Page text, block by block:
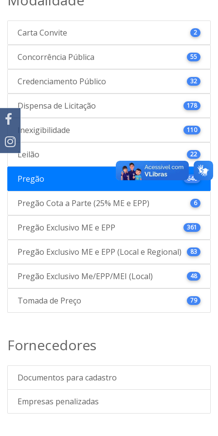
Carta Convite 2
Concorrência Pública 55
Credenciamento Público 32
Dispensa de Licitação 178
Inexigibilidade 110
Leilão 22
Pregão 646
Pregão Cota a Parte (25% ME e EPP) 6
Pregão Exclusivo ME e EPP 361
Pregão Exclusivo ME e EPP (Local e Regional) 83
Pregão Exclusivo Me/EPP/MEI (Local) 48
Tomada de Preço 79
Fornecedores
Documentos para cadastro
Empresas penalizadas